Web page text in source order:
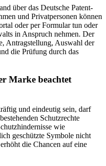
über das Deutsche Patent-
und Privatpersonen können
oder per Formular tun oder
in Anspruch nehmen. Der
Antragstellung, Auswahl der
die Prüfung durch das
Marke beachtet
und eindeutig sein, darf
Schutzrechte
wie
geschützte Symbole nicht
die Chancen auf eine